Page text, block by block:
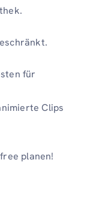
für
Clips
planen!